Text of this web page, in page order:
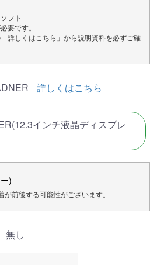
フト
要です。
詳しくはこちら」から説明資料を必ずご確
詳しくはこちら
インチ液晶ディスプレ
)
前後する可能性がございます。
無し